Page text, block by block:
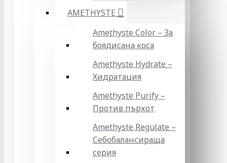
AMETHYSTE
Amethyste Color – За
боядисана коса
Amethyste Hydrate –
Хидратация
Amethyste Purify –
Против пърхот
Amethyste Regulate –
Себобалансираща
серия